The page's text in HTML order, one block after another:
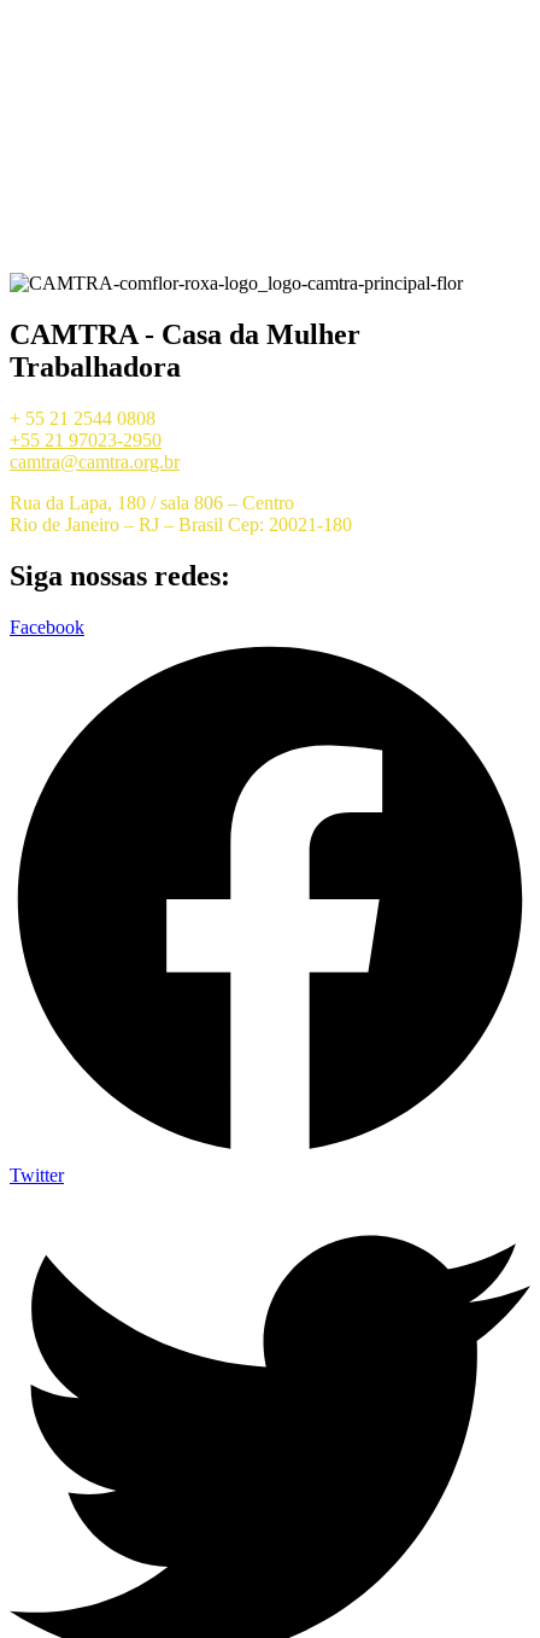
CAMTRA - Casa da Mulher
Trabalhadora
+ 55 21 2544 0808
+55 21 97023-2950
camtra@camtra.org.br
Rua da Lapa, 180 / sala 806 – Centro
Rio de Janeiro – RJ – Brasil Cep: 20021-180
Siga nossas redes:
Facebook
Twitter